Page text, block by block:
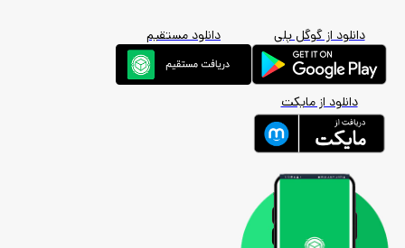
دانلود از گوگل پلی دانلود مستقیم
دانلود از مایکت